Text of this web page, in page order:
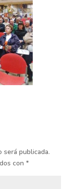
publicada.
con *